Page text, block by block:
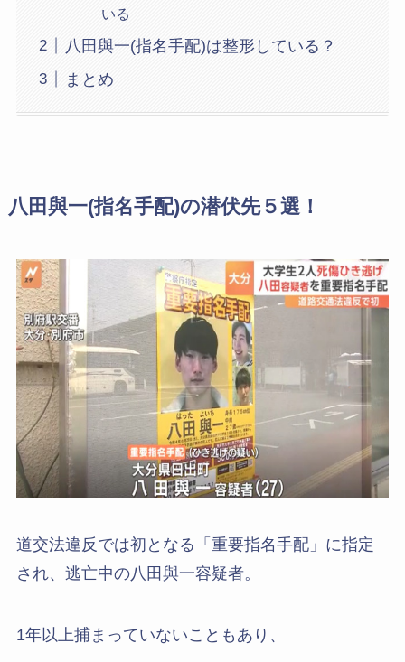
いる
八田與一(指名手配)は整形している？
まとめ
八田與一(指名手配)の潜伏先５選！
道交法違反では初となる「重要指名手配」に指定
され、逃亡中の八田與一容疑者。
1年以上捕まっていないこともあり、